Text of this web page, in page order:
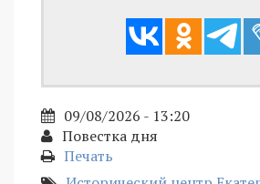
09/08/2026 - 13:20
Повестка дня
Печать